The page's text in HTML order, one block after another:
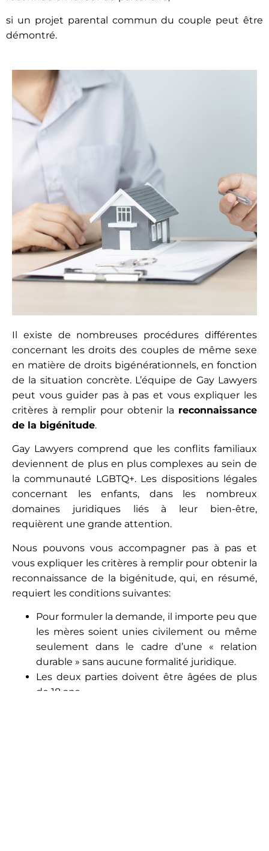
si un projet parental commun du couple peut être
démontré.
Il existe de nombreuses procédures différentes
concernant les droits des couples de même sexe
en matière de droits bigénérationnels, en fonction
de la situation concrète. L’équipe de Gay Lawyers
peut vous guider pas à pas et vous expliquer les
critères à remplir pour obtenir la reconnaissance
de la bigénitude.
Gay Lawyers comprend que les conflits familiaux
deviennent de plus en plus complexes au sein de
la communauté LGBTQ+. Les dispositions légales
concernant les enfants, dans les nombreux
domaines juridiques liés à leur bien-être,
requièrent une grande attention.
Nous pouvons vous accompagner pas à pas et
vous expliquer les critères à remplir pour obtenir la
reconnaissance de la bigénitude, qui, en résumé,
requiert les conditions suivantes:
Pour formuler la demande, il importe peu que
les mères soient unies civilement ou même
seulement dans le cadre d’une « relation
durable » sans aucune formalité juridique.
Les deux parties doivent être âgées de plus
de 18 ans